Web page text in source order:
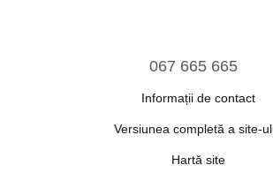
067 665 665
Informații de contact
Versiunea completă a site-
Hartă site